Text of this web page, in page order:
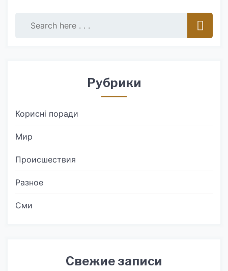
Рубрики
Корисні поради
Мир
Происшествия
Разное
Сми
Свежие записи